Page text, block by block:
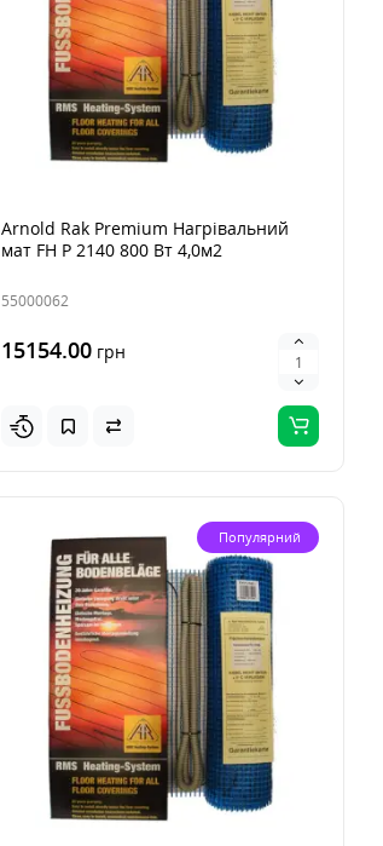
Arnold Rak Premium Нагрівальний
мат FH Р 2140 800 Вт 4,0м2
55000062
15154.00 грн
Популярний